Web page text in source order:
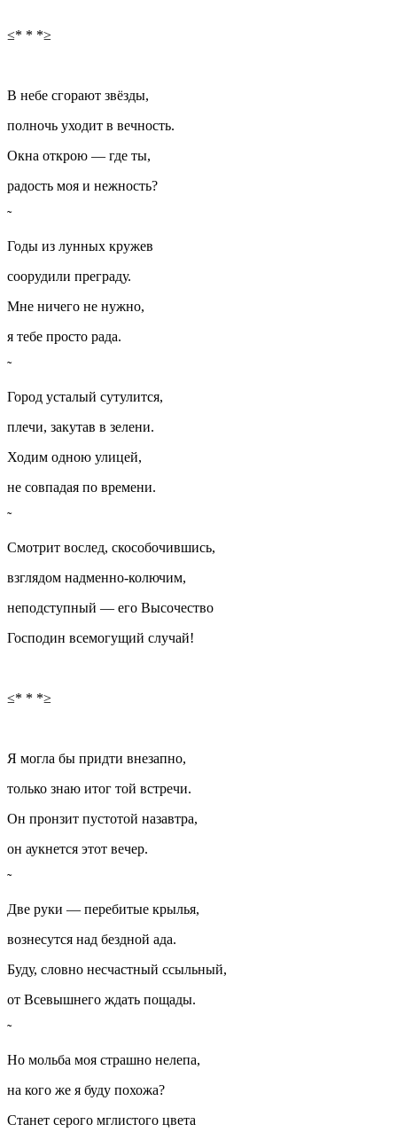
≤* * *≥
В небе сгорают звёзды,
полночь уходит в вечность.
Окна открою — где ты,
радость моя и нежность?
Годы из лунных кружев
соорудили преграду.
Мне ничего не нужно,
я тебе просто рада.
Город усталый сутулится,
плечи, закутав в зелени.
Ходим одною улицей,
не совпадая по времени.
Смотрит вослед, скособочившись,
взглядом надменно-колючим,
неподступный — его Высочество
Господин всемогущий случай!
≤* * *≥
Я могла бы придти внезапно,
только знаю итог той встречи.
Он пронзит пустотой назавтра,
он аукнется этот вечер.
Две руки — перебитые крылья,
вознесутся над бездной ада.
Буду, словно несчастный ссыльный,
от Всевышнего ждать пощады.
Но мольба моя страшно нелепа,
на кого же я буду похожа?
Станет серого мглистого цвета